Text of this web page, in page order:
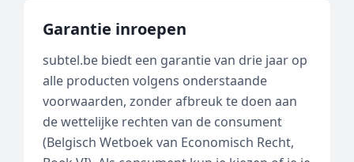
Garantie inroepen
subtel.be biedt een garantie van drie jaar op
alle producten volgens onderstaande
voorwaarden, zonder afbreuk te doen aan
de wettelijke rechten van de consument
(Belgisch Wetboek van Economisch Recht,